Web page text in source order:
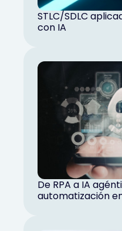
STLC/SDLC
con IA
De RPA a IA
automatización